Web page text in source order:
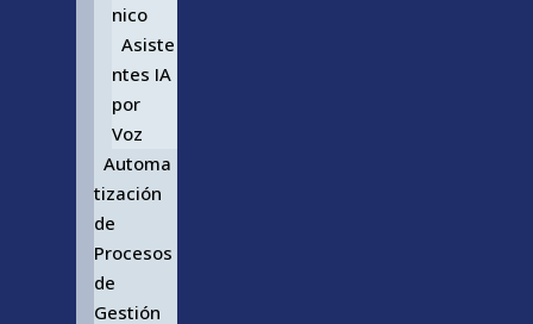
nico
Asiste
ntes IA
por
Voz
Automa
tización
de
Procesos
de
Gestión